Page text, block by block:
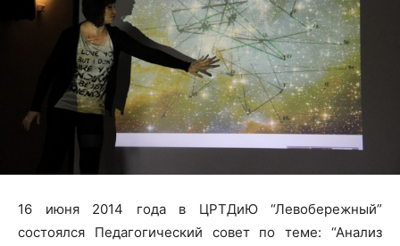
16 июня 2014 года в ЦРТДиЮ “Левобережный”
состоялся Педагогический совет по теме: “Анализ